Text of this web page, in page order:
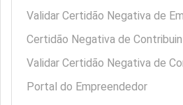
Validar Certidão Negativa de
Certidão Negativa de
Validar Certidão Negativa de
Portal do Empreendedor